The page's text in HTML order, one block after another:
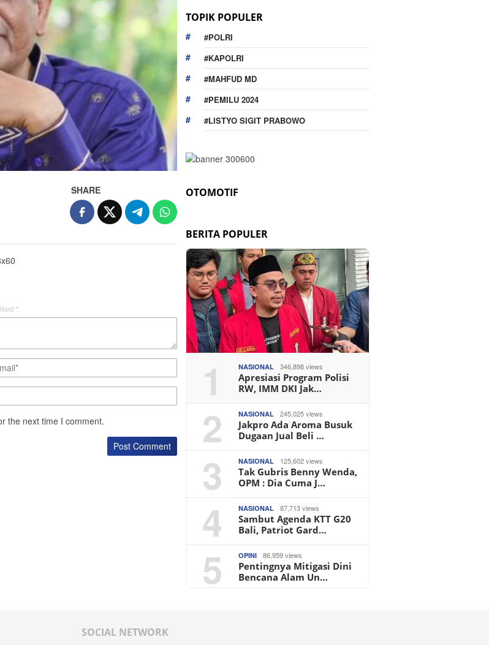
SHARE
*
the next time I comment.
TOPIK POPULER
#POLRI
#KAPOLRI
#MAHFUD MD
#PEMILU 2024
#LISTYO SIGIT PRABOWO
OTOMOTIF
BERITA POPULER
1 NASIONAL 346,898 views
Apresiasi Program Polisi
RW, IMM DKI Jak…
2 NASIONAL 245,025 views
Jakpro Ada Aroma Busuk
Dugaan Jual Beli …
3 NASIONAL 125,602 views
Tak Gubris Benny Wenda,
OPM : Dia Cuma J…
4 NASIONAL 87,713 views
Sambut Agenda KTT G20
Bali, Patriot Gard…
5 OPINI 86,959 views
Pentingnya Mitigasi Dini
Bencana Alam Un…
SOCIAL NETWORK